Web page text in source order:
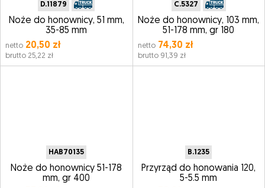
D.11879
Noże do honownicy, 51 mm,
35-85 mm
netto 20,50 zł
brutto 25,22 zł
C.5327
Noże do honownicy, 103 mm,
51-178 mm, gr 180
netto74,30 zł
brutto 91,39 zł
HAB70135
Noże do honownicy 51-178
mm, gr 400
B.1235
Przyrząd do honowania 120,
5-5.5 mm